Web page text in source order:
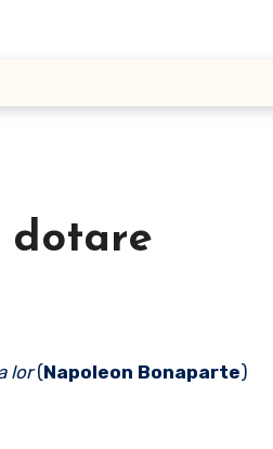
dotare
lor(Napoleon Bonaparte)